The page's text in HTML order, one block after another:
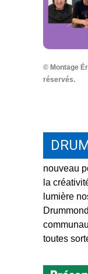
© Montage
réservés.
nouveau
la
lumière
toutes